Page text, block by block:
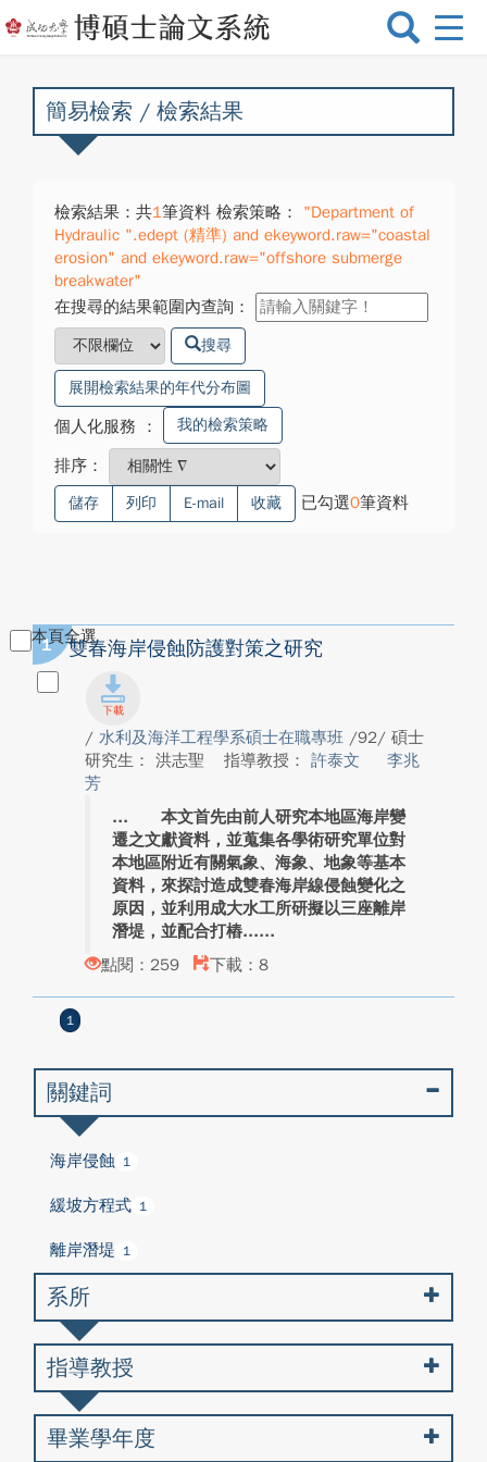
選
換
簡易檢索 / 檢索結果
檢索結果：共1筆資料 檢索策略：
"Department of
Hydraulic ".edept (精準) and ekeyword.raw="coastal
erosion" and ekeyword.raw="offshore submerge
breakwater"
在搜尋的結果範圍內查詢：
搜尋
展開檢索結果的年代分布圖
個人化服務 ： 我的檢索策略
排序：
儲存 列印 E-mail 收藏 已勾選0筆資料
本頁全選
1 雙春海岸侵蝕防護對策之研究
/ 水利及海洋工程學系碩士在職專班 /92/ 碩士
研究生： 洪志聖
指導教授： 許泰文
李兆
芳
本文首先由前人研究本地區海岸變
遷之文獻資料，並蒐集各學術研究單位對
本地區附近有關氣象、海象、地象等基本
資料，來探討造成雙春海岸線侵蝕變化之
原因，並利用成大水工所研擬以三座離岸
潛堤，並配合打樁...
點閱：259
下載：8
1
關鍵詞
海岸侵蝕 1
緩坡方程式 1
離岸潛堤 1
系所
指導教授
畢業學年度